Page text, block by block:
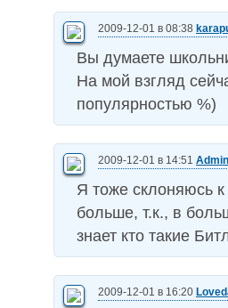
2009-12-01 в 08:38
Вы думаете
На мой взгляд
популярностью %)
2009-12-01 в 14:51 Admin
Я тоже склоняюсь
больше, т.к., в
знает кто такие
2009-12-01 в 16:20